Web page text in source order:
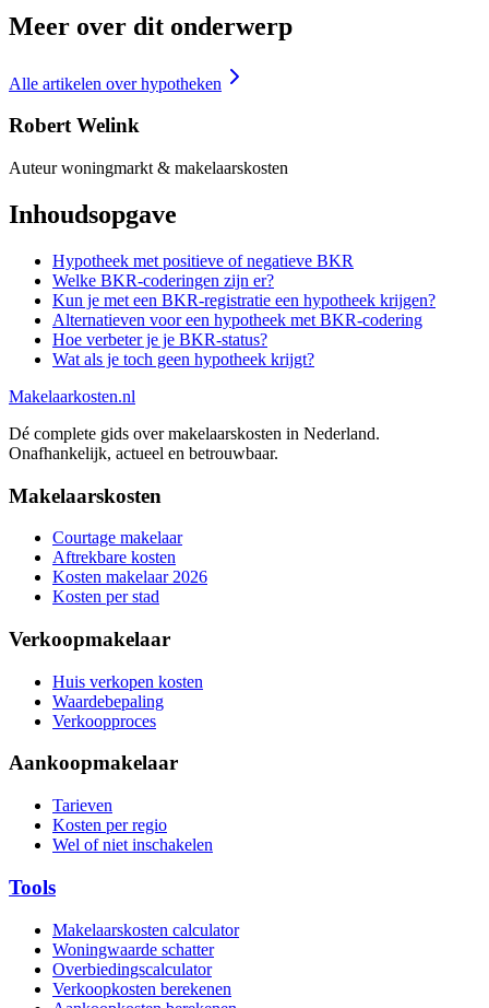
Meer over dit onderwerp
Alle artikelen overhypotheken
Robert Welink
Auteur woningmarkt & makelaarskosten
Inhoudsopgave
Hypotheek met positieve of negatieve BKR
Welke BKR-coderingen zijn er?
Kun je met een BKR-registratie een hypotheek krijgen?
Alternatieven voor een hypotheek met BKR-codering
Hoe verbeter je je BKR-status?
Wat als je toch geen hypotheek krijgt?
Makelaarkosten.nl
Dé complete gids over makelaarskosten in Nederland.
Onafhankelijk, actueel en betrouwbaar.
Makelaarskosten
Courtage makelaar
Aftrekbare kosten
Kosten makelaar 2026
Kosten per stad
Verkoopmakelaar
Huis verkopen kosten
Waardebepaling
Verkoopproces
Aankoopmakelaar
Tarieven
Kosten per regio
Wel of niet inschakelen
Tools
Makelaarskosten calculator
Woningwaarde schatter
Overbiedingscalculator
Verkoopkosten berekenen